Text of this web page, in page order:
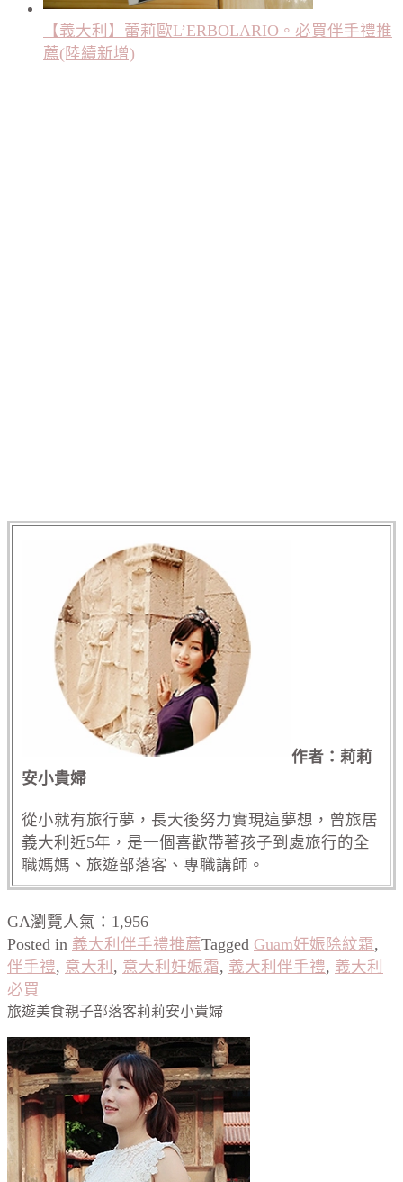
【義大利】蕾莉歐L’ERBOLARIO。必買伴手禮推
薦(陸續新增)
作者：莉莉
安小貴婦
從小就有旅行夢，長大後努力實現這夢想，曾旅居
義大利近5年，是一個喜歡帶著孩子到處旅行的全
職媽媽、旅遊部落客、專職講師。
GA瀏覽人氣：1,956
Posted in 義大利伴手禮推薦Tagged Guam妊娠除紋霜,
伴手禮, 意大利 , 意大利妊娠霜, 義大利伴手禮, 義大利
必買
旅遊美食親子部落客莉莉安小貴婦